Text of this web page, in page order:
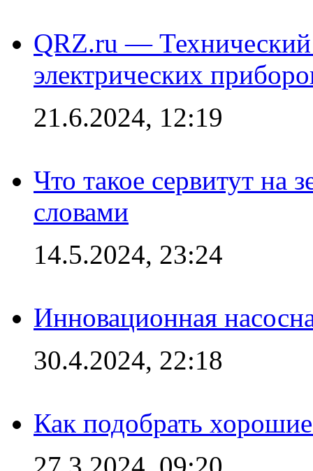
QRZ.ru — Технический
электрических
21.6.2024, 12:19
Что такое сервитут на
словами
14.5.2024, 23:24
Инновационная
30.4.2024, 22:18
Как подобрать